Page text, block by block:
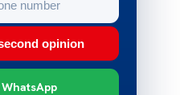
opinion